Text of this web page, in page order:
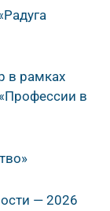
в рамках
в
— 2026